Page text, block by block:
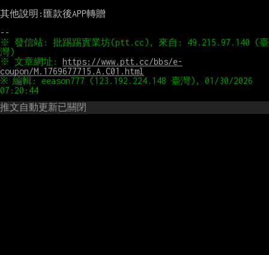
其他說明:匯款後APP轉贈
※ 發信站: 批踢踢實業坊(ptt.cc), 來自: 49.215.97.140 (臺
※ 文章網址: https://www.ptt.cc/bbs/e-
coupon/M.1769677715.A.C01.html
※ 編輯: eeason777 (123.192.224.148 臺灣), 01/30/2026
推文自動更新已關閉